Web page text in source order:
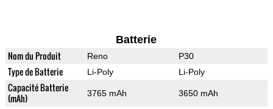
Batterie
Nom du Produit Reno P30
Type de Batterie Li-Poly Li-Poly
Capacité Batterie
(mAh)
3765 mAh 3650 mAh